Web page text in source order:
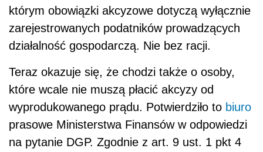
którym obowiązki akcyzowe dotyczą wyłącznie
zarejestrowanych podatników prowadzących
działalność gospodarczą. Nie bez racji.
Teraz okazuje się, że chodzi także o osoby,
które wcale nie muszą płacić akcyzy od
wyprodukowanego prądu. Potwierdziło to biuro
prasowe Ministerstwa Finansów w odpowiedzi
na pytanie DGP. Zgodnie z art. 9 ust. 1 pkt 4